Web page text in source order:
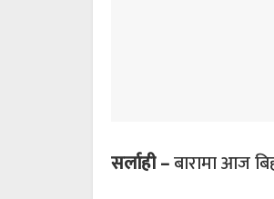
सर्लाही –बारामा आज